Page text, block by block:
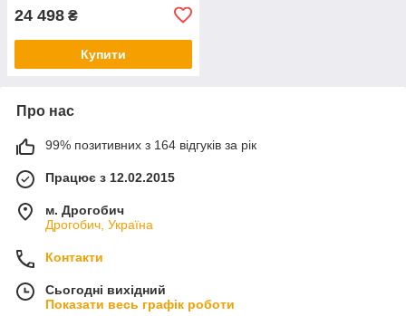
24 498 ₴
Купити
Про нас
99% позитивних з 164 відгуків за рік
Працює з 12.02.2015
м. Дрогобич
Дрогобич, Україна
Контакти
Сьогодні вихідний
Показати весь графік роботи